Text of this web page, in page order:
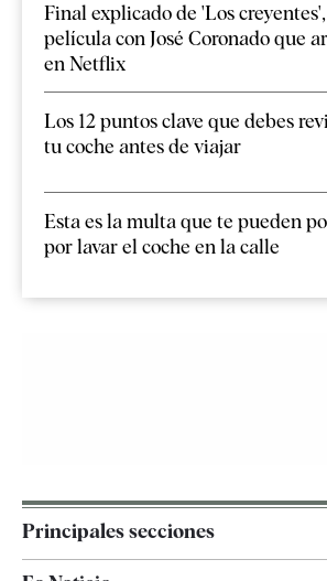
Final explicado de 'Los
película con José Coronado que
en Netflix
Los 12 puntos clave que debes
tu coche antes de viajar
Esta es la multa que te pueden
por lavar el coche en la calle
Principales secciones
España